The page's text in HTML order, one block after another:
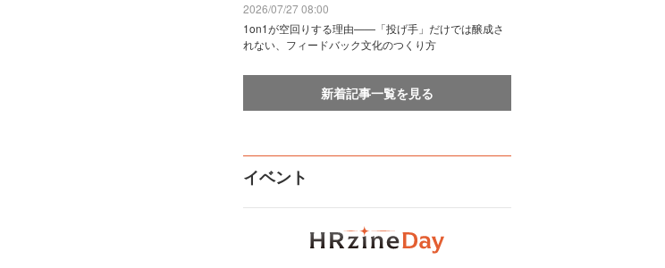
2026/07/27 08:00
1on1が空回りする理由——「投げ手」だけでは醸成さ
れない、フィードバック文化のつくり方
新着記事一覧を見る
イベント